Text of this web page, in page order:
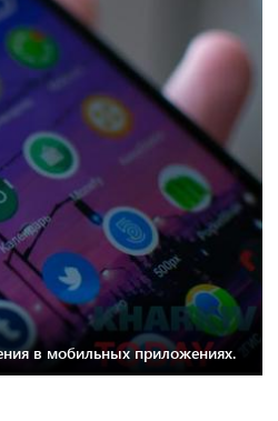
в мобильных приложениях.